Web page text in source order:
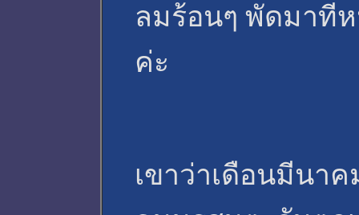
ลมร้อนๆ พัดมาที
ค่ะ
เขาว่าเดือนมีนา